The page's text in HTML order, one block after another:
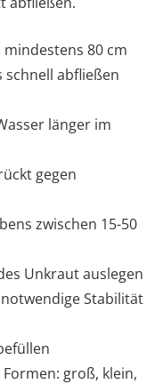
80 cm
schnell abfließen
länger im
gegen
zwischen 15-50
Unkraut auslegen
Stabilität
groß, klein,